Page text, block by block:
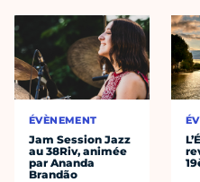
ÉVÈNEMENT
Jam Session Jazz
au 38Riv, animée
par Ananda
Brandão